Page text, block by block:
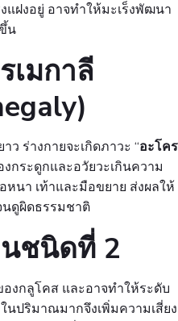
แฝงอยู่ อาจทำให้มะเร็งพัฒนา
น
เมกาลี
ว ร่างกายจะเกิดภาวะ “อะโคร
กระดูกและอวัยวะเกินความ
หนา เท้าและมือขยาย ส่งผลให้
นดูผิดธรรมชาติ
นชนิดที่ 2
งกลูโคส และอาจทำให้ระดับ
ในปริมาณมากจึงเพิ่มความเสี่ยง